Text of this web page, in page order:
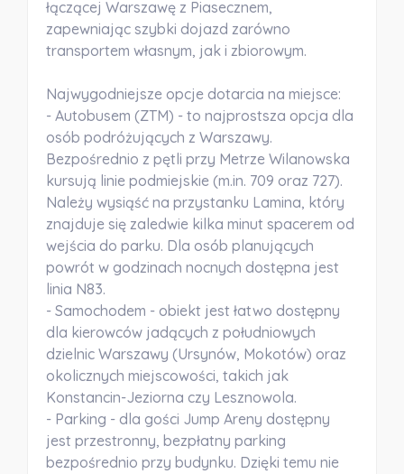
łączącej Warszawę z Piasecznem,
zapewniając szybki dojazd zarówno
transportem własnym, jak i zbiorowym.
Najwygodniejsze opcje dotarcia na miejsce:
- Autobusem (ZTM) - to najprostsza opcja dla
osób podróżujących z Warszawy.
Bezpośrednio z pętli przy Metrze Wilanowska
kursują linie podmiejskie (m.in. 709 oraz 727).
Należy wysiąść na przystanku Lamina, który
znajduje się zaledwie kilka minut spacerem od
wejścia do parku. Dla osób planujących
powrót w godzinach nocnych dostępna jest
linia N83.
- Samochodem - obiekt jest łatwo dostępny
dla kierowców jadących z południowych
dzielnic Warszawy (Ursynów, Mokotów) oraz
okolicznych miejscowości, takich jak
Konstancin-Jeziorna czy Lesznowola.
- Parking - dla gości Jump Areny dostępny
jest przestronny, bezpłatny parking
bezpośrednio przy budynku. Dzięki temu nie